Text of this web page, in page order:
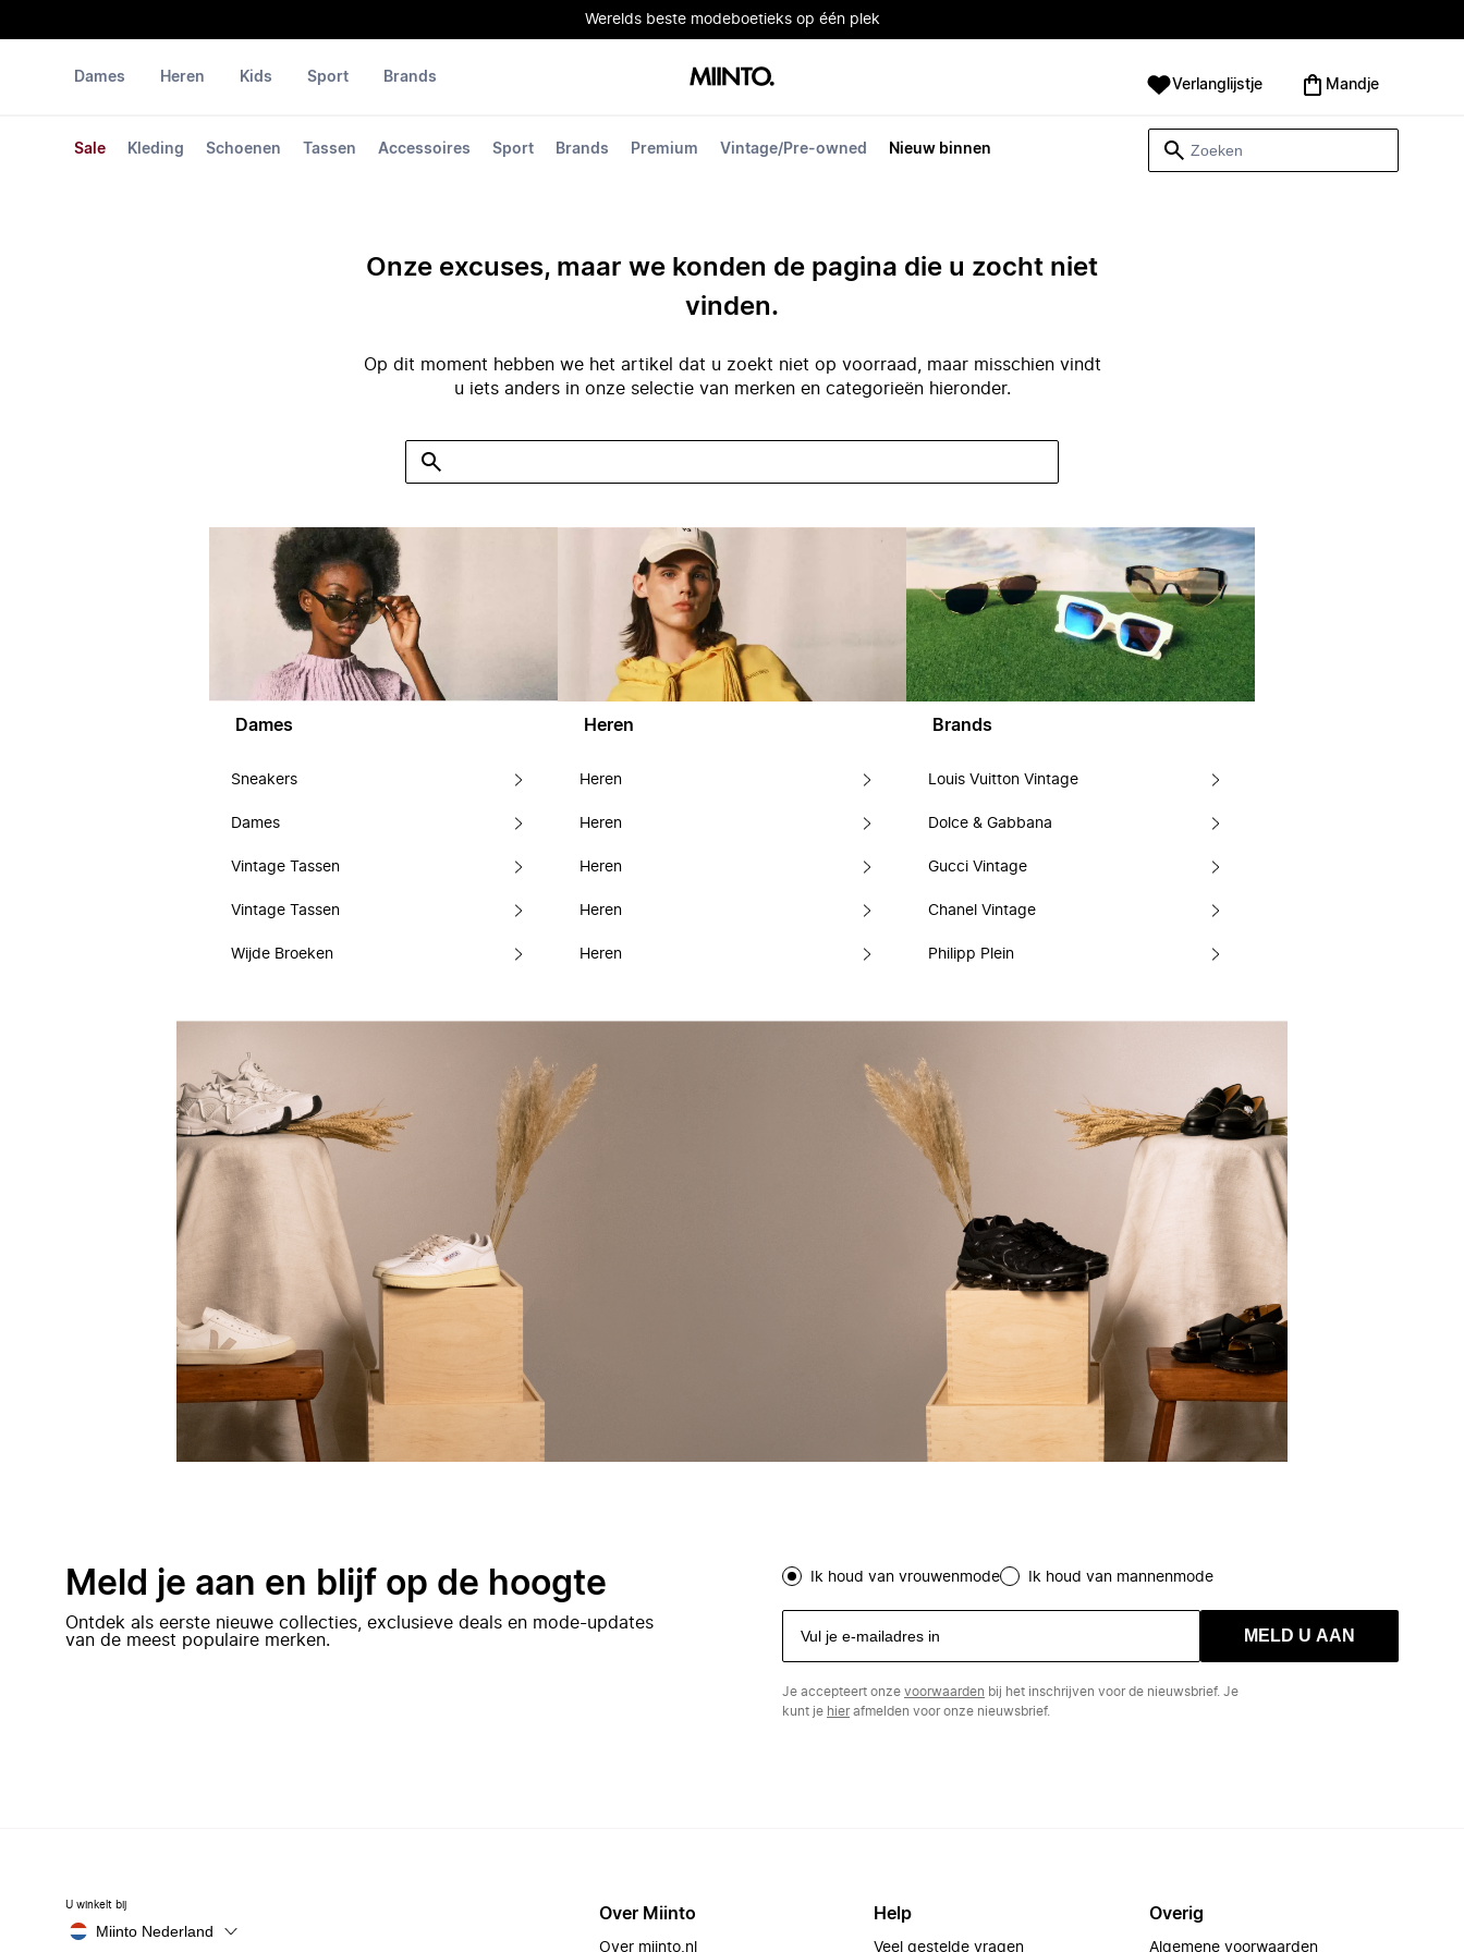
Werelds beste modeboetieks op één plek
Dames
Sale Kleding Schoenen Tassen Accessoires Sport Brands Premium Vintage/Pre-owned Nieuw binnen
Heren Kids Sport Brands Verlanglijstje Mandje
Onze excuses, maar we konden de pagina die u zocht niet
vinden.
Op dit moment hebben we het artikel dat u zoekt niet op voorraad, maar misschien vindt
u iets anders in onze selectie van merken en categorieën hieronder.
Dames
Sneakers
Dames
Vintage Tassen
Vintage Tassen
Wijde Broeken
Heren
Heren
Heren
Heren
Heren
Heren
Brands
Louis Vuitton Vintage
Dolce & Gabbana
Gucci Vintage
Chanel Vintage
Philipp Plein
Meld je aan en blijf op de hoogte
Ontdek als eerste nieuwe collecties, exclusieve deals en mode-updates
van de meest populaire merken.
Ik houd van vrouwenmode Ik houd van mannenmode
MELD U AAN
Je accepteert onze voorwaarden bij het inschrijven voor de nieuwsbrief. Je
kunt je hierafmelden voor onze nieuwsbrief.
U winkelt bij
Miinto Nederland
Over Miinto
Over miinto.nl
Help
Veel gestelde vragen
Overig
Algemene voorwaarden